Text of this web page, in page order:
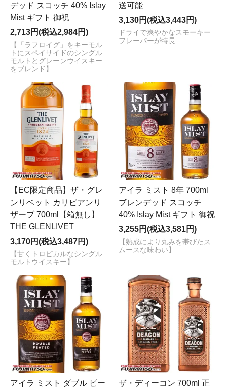
デッド スコッチ 40% Islay
Mist ギフト 御祝
2,713円(税込2,984円)
【「ラフロイグ」をキーモル
トにスペイサイドのシングル
モルトとグレーンウイスキー
をブレンド】
送可能
3,130円(税込3,443円)
ドライで爽やかなスモーキー
フレーバーが特長
【EC限定商品】ザ・グレ
ンリベット カリビアンリ
ザーブ 700ml【箱無し】
THE GLENLIVET
3,170円(税込3,487円)
【甘くトロピカルなシングル
モルトウイスキー】
アイラ ミスト 8年 700ml
ブレンデッド スコッチ
40% Islay Mist ギフト 御祝
3,255円(税込3,581円)
【熟成により丸みを帯びたス
ムースな味わい】
アイラ ミスト ダブル ピー
ザ・ディーコン 700ml 正